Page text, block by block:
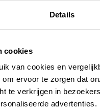
Details
cookies
van cookies en
om ervoor te zorgen dat
te verkrijgen in
advertenties.
vereniging en/of
je in! Ben je al lid
nieuwsbrief